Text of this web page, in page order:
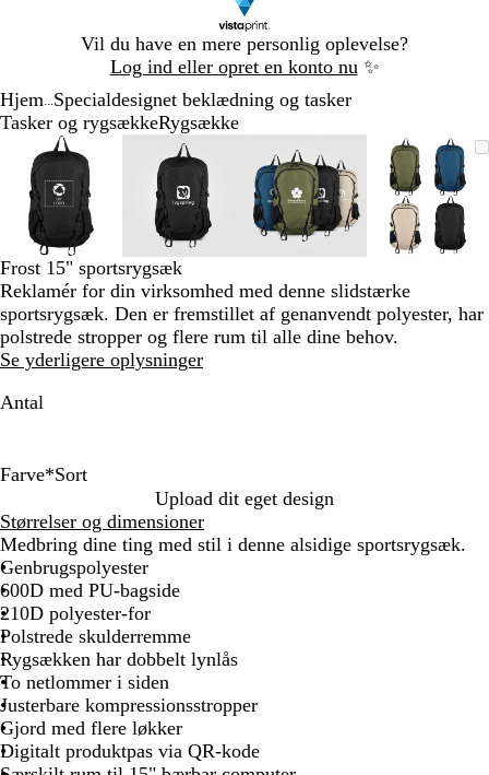
Vil du have en mere personlig oplevelse?
Log ind eller opret en konto nu ✨
1
Hjem Specialdesignet beklædning og tasker
Tasker og rygsækkeRygsække
Zoombart
billede
Zoomet
minimum
Klik
for
at
udvide
Brug
tasterne
plus
og
minus
til
at
zoome
og
piletasterne
til
Zoombart
billede
Zoomet
til
minimum
Klik
for
at
udvide
Brug
tasterne
plus
og
minus
til
zoome
og
piletasterne
til
billede
til
minimum
for
at
udvide
tasterne
plus
og
minus
til
og
billede
Zoomet
til
Klik
for
at
udvide
Brug
tasterne
plus
og
minus
til
zoome
Frost 15" sportsrygsæk
Reklamér for din virksomhed med denne slidstærke
sportsrygsæk. Den er fremstillet af genanvendt polyester, har
polstrede stropper og flere rum til alle dine behov.
Se yderligere oplysninger
Antal
Farve*Sort
o
r
t
ø
r
k
e
g
r
ø
n
e
i
g
e
a
r
i
n
e
b
l
å
Upload dit eget design
Størrelser og dimensioner
Medbring dine ting med stil i denne alsidige sportsrygsæk.
Genbrugspolyester
600D med PU-bagside
210D polyester-for
Polstrede skulderremme
Rygsækken har dobbelt lynlås
To netlommer i siden
Justerbare kompressionsstropper
Gjord med flere løkker
Digitalt produktpas via QR-kode